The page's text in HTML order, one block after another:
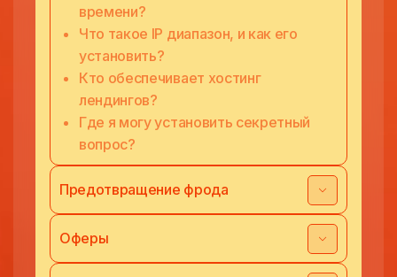
времени?
Что такое IP диапазон, и как его
установить?
Кто обеспечивает хостинг
лендингов?
Где я могу установить секретный
вопрос?
Предотвращение фрода
Оферы